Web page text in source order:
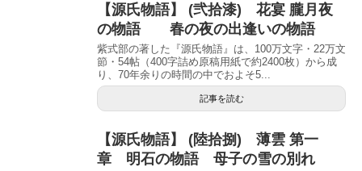
【源氏物語】 (弐拾漆) 花宴 朧月夜
の物語 春の夜の出逢いの物語
紫式部の著した『源氏物語』は、100万文字・22万文
節・54帖（400字詰め原稿用紙で約2400枚）から成
り、70年余りの時間の中でおよそ5...
記事を読む
【源氏物語】 (陸拾捌) 薄雲 第一
章 明石の物語 母子の雪の別れ